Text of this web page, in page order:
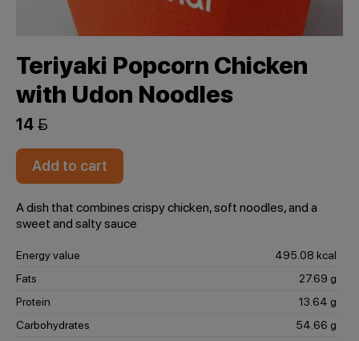
Teriyaki Popcorn Chicken
with Udon Noodles
14 
Add to cart
A dish that combines crispy chicken, soft noodles, and a
sweet and salty sauce
Energy value
495.08 kcal
Fats
27.69 g
Protein
13.64 g
Carbohydrates
54.66 g